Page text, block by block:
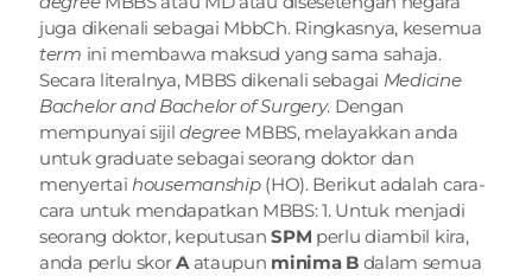
term ini membawa maksud yang sama sahaja.
Secara literalnya, MBBS dikenali sebagai Medicine
Bachelor and Bachelor of Surgery. Dengan
mempunyai sijil degree MBBS, melayakkan anda
untuk graduate sebagai seorang doktor dan
menyertai housemanship (HO). Berikut adalah cara-
cara untuk mendapatkan MBBS: 1. Untuk menjadi
seorang doktor, keputusan SPM perlu diambil kira,
anda perlu skor A ataupun minima B dalam semua